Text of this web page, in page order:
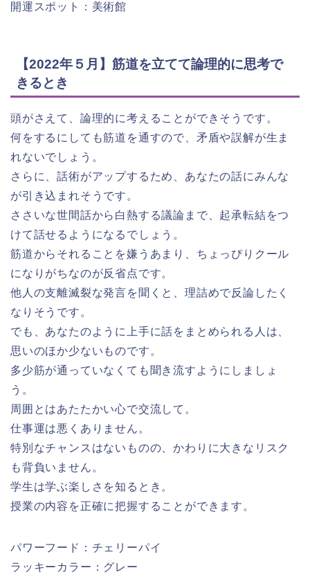
開運スポット：美術館
【2022年５月】筋道を立てて論理的に思考で
きるとき
頭がさえて、論理的に考えることができそうです。
何をするにしても筋道を通すので、矛盾や誤解が生ま
れないでしょう。
さらに、話術がアップするため、あなたの話にみんな
が引き込まれそうです。
ささいな世間話から白熱する議論まで、起承転結をつ
けて話せるようになるでしょう。
筋道からそれることを嫌うあまり、ちょっぴりクール
になりがちなのが反省点です。
他人の支離滅裂な発言を聞くと、理詰めで反論したく
なりそうです。
でも、あなたのように上手に話をまとめられる人は、
思いのほか少ないものです。
多少筋が通っていなくても聞き流すようにしましょ
う。
周囲とはあたたかい心で交流して。
仕事運は悪くありません。
特別なチャンスはないものの、かわりに大きなリスク
も背負いません。
学生は学ぶ楽しさを知るとき。
授業の内容を正確に把握することができます。
パワーフード：チェリーパイ
ラッキーカラー：グレー